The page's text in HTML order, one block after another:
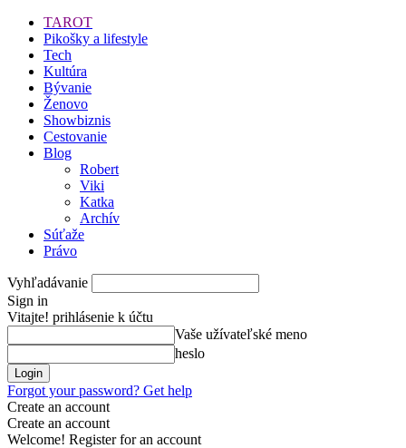
TAROT
Pikošky a lifestyle
Tech
Kultúra
Bývanie
Ženovo
Showbiznis
Cestovanie
Blog
Robert
Viki
Katka
Archív
Súťaže
Právo
Vyhľadávanie
Sign in
Vitajte! prihlásenie k účtu
Vaše užívateľské meno
heslo
Forgot your password? Get help
Create an account
Create an account
Welcome! Register for an account